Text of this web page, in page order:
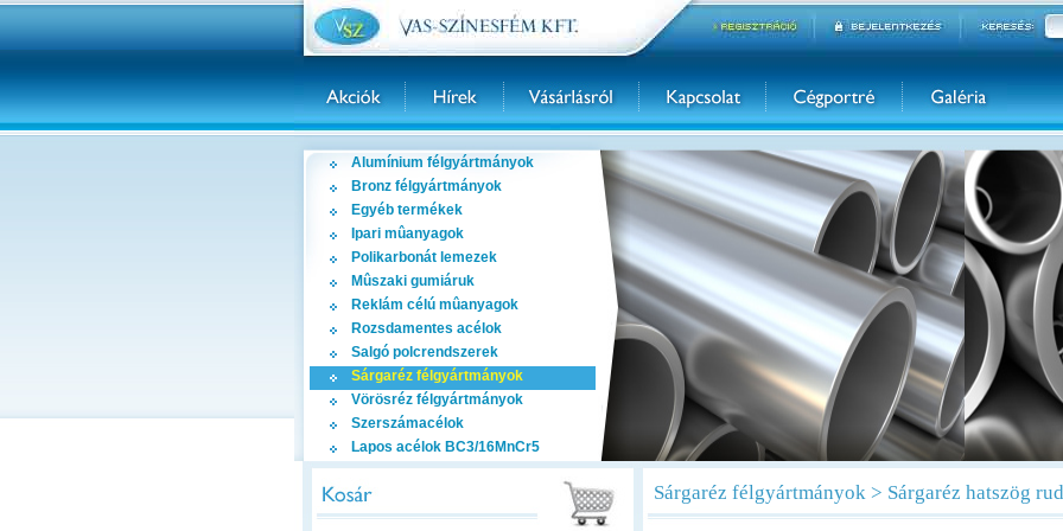
Alumínium félgyártmányok
Bronz félgyártmányok
Egyéb termékek
Ipari mûanyagok
Polikarbonát lemezek
Mûszaki gumiáruk
Reklám célú mûanyagok
Rozsdamentes acélok
Salgó polcrendszerek
Sárgaréz félgyártmányok
Vörösréz félgyártmányok
Szerszámacélok
Lapos acélok BC3/16MnCr5
Sárgaréz félgyártmányok > Sárgaréz hatszög